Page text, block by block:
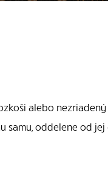
alebo
samu, oddelene od